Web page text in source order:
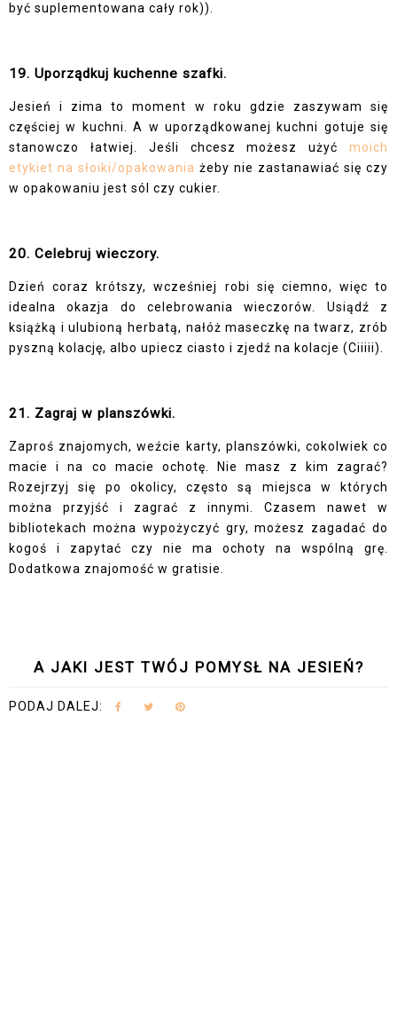
być suplementowana cały rok)).
19. Uporządkuj kuchenne szafki.
Jesień i zima to moment w roku gdzie zaszywam się
częściej w kuchni. A w uporządkowanej kuchni gotuje się
stanowczo łatwiej. Jeśli chcesz możesz użyć moich
etykiet na słoiki/opakowania żeby nie zastanawiać się czy
w opakowaniu jest sól czy cukier.
20. Celebruj wieczory.
Dzień coraz krótszy, wcześniej robi się ciemno, więc to
idealna okazja do celebrowania wieczorów. Usiądź z
książką i ulubioną herbatą, nałóż maseczkę na twarz, zrób
pyszną kolację, albo upiecz ciasto i zjedź na kolacje (Ciiiii).
21. Zagraj w planszówki.
Zaproś znajomych, weźcie karty, planszówki, cokolwiek co
macie i na co macie ochotę. Nie masz z kim zagrać?
Rozejrzyj się po okolicy, często są miejsca w których
można przyjść i zagrać z innymi. Czasem nawet w
bibliotekach można wypożyczyć gry, możesz zagadać do
kogoś i zapytać czy nie ma ochoty na wspólną grę.
Dodatkowa znajomość w gratisie.
A JAKI JEST TWÓJ POMYSŁ NA JESIEŃ?
PODAJ DALEJ: